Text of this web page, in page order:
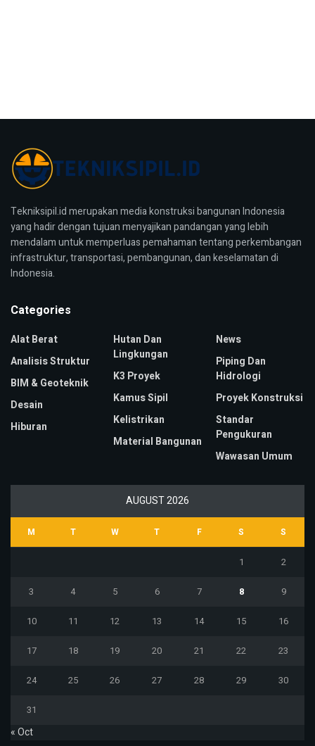
Tekniksipil.id merupakan media konstruksi bangunan Indonesia
yang hadir dengan tujuan menyajikan pandangan yang lebih
mendalam untuk memperluas pemahaman tentang perkembangan
infrastruktur, transportasi, pembangunan, dan keselamatan di
Indonesia.
Categories
Alat Berat
Analisis Struktur
BIM & Geoteknik
Desain
Hiburan
Hutan Dan
Lingkungan
K3 Proyek
Kamus Sipil
Kelistrikan
Material Bangunan
News
Piping Dan
Hidrologi
Proyek Konstruksi
Standar
Pengukuran
Wawasan Umum
AUGUST 2026
M T W T F S S
1 2
3 4 5 6 7 8 9
10 11 12 13 14 15 16
17 18 19 20 21 22 23
24 25 26 27 28 29 30
31
« Oct